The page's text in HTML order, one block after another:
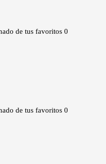
de tus favoritos 0
de tus favoritos 0